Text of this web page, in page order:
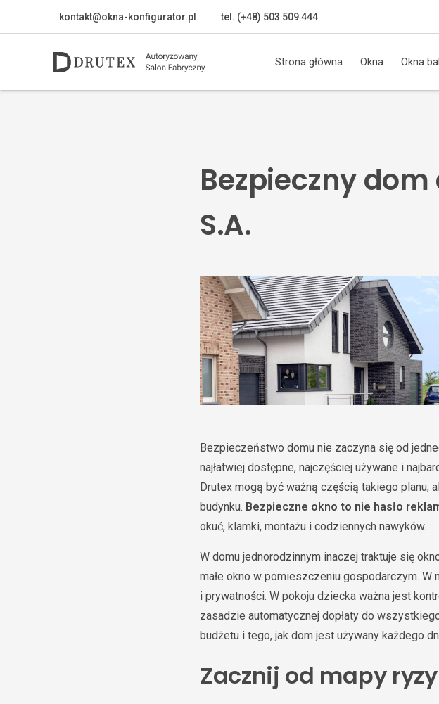
kontakt@okna-konfigurator.pl tel. (+48) 503 509 444
Strona główna Okna Okna
Bezpieczny dom
S.A.
Bezpieczeństwo domu nie zaczyna się od
najłatwiej dostępne, najczęściej używane i
Drutex mogą być ważną częścią takiego planu,
budynku. Bezpieczne okno to nie hasło
okuć, klamki, montażu i codziennych nawyków.
W domu jednorodzinnym inaczej traktuje się
małe okno w pomieszczeniu gospodarczym.
i prywatności. W pokoju dziecka ważna jest
zasadzie automatycznej dopłaty do
budżetu i tego, jak dom jest używany każdego
Zacznij od mapy